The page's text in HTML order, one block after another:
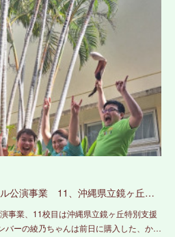
公演事業 11、沖縄県立鏡ヶ丘…
事業、11校目は沖縄県立鏡ヶ丘特別支援
バーの綾乃ちゃんは前日に購入した、か…